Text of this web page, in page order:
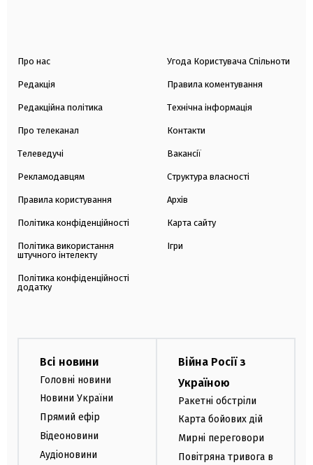
Про нас
Редакція
Редакційна політика
Про телеканал
Телеведучі
Рекламодавцям
Правила користування
Політика конфіденційності
Політика використання
штучного інтелекту
Політика конфіденційності
додатку
Угода Користувача Спільноти
Правила коментування
Технічна інформація
Контакти
Вакансії
Структура власності
Архів
Карта сайту
Ігри
Всі новини
Головні новини
Новини України
Прямий ефір
Відеоновини
Аудіоновини
Війна Росії з
Україною
Ракетні обстріли
Карта бойових дій
Мирні переговори
Повітряна тривога в